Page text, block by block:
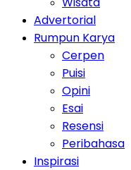
Advertorial
Rumpun Karya
Cerpen
Puisi
Opini
Esai
Resensi
Peribahasa
Inspirasi